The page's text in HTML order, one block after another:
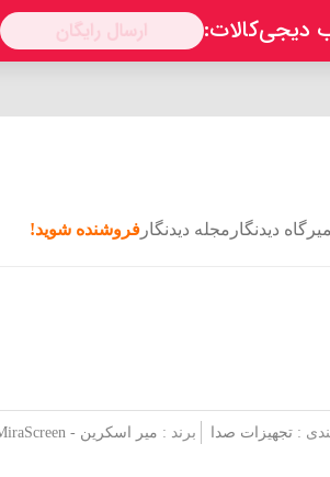
دیدنگار مجله دیدنگار فروشنده شوید!
:تجهیزات صدا برند : میر اسکرین - MiraScreen